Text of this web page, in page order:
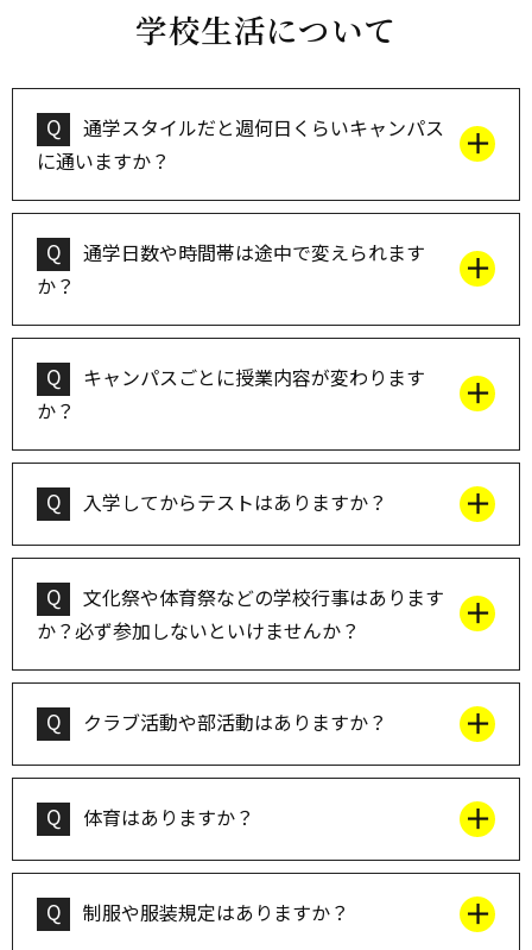
学校生活について
Q
通学スタイルだと週何日くらいキャンパス
に通いますか？
Q
通学日数や時間帯は途中で変えられます
か？
Q
キャンパスごとに授業内容が変わります
か？
Q 入学してからテストはありますか？
Q
文化祭や体育祭などの学校行事はあります
か？必ず参加しないといけませんか？
Q クラブ活動や部活動はありますか？
Q 体育はありますか？
Q 制服や服装規定はありますか？